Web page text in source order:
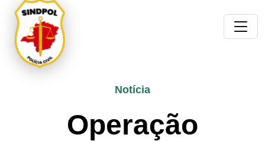
Notícia
Operação